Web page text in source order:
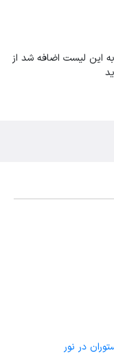
این لیست اضافه شد از
در نور